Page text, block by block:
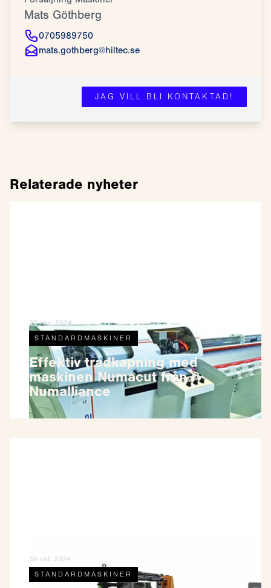
Mats Göthberg
0705989750
mats.gothberg@hiltec.se
JAG VILL BLI KONTAKTAD!
Relaterade nyheter
27 nov. 2024
STANDARDMASKINER
Effektiv trådkapning med
maskinen Numacut från
Numalliance
30 okt. 2024
STANDARDMASKINER